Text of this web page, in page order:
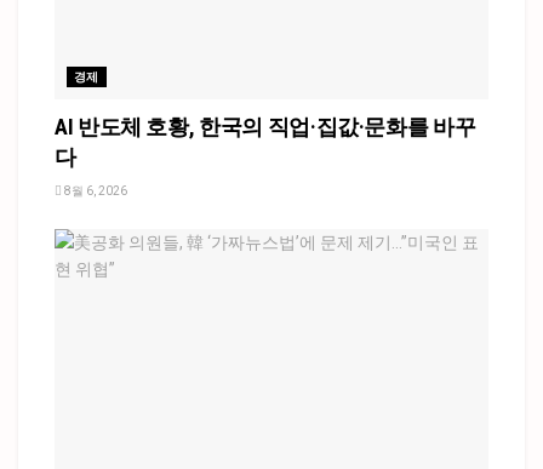
경제
AI 반도체 호황, 한국의 직업·집값·문화를 바꾸
다
8월 6, 2026